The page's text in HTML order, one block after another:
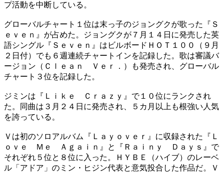
プ活動を中断している。
グローバルチャート１位は末っ子のジョングクが歌った『Ｓ
ｅｖｅｎ』が占めた。ジョングクが７月１４日に発売した英
語シングル『Ｓｅｖｅｎ』はビルボードＨＯＴ１００（９月
２日付）でも６週連続チャートインを記録した。歌は審議バ
ージョン（Ｃｌｅａｎ Ｖｅｒ．）も発売され、グローバル
チャート３位を記録した。
ジミンは『Ｌｉｋｅ Ｃｒａｚｙ』で１０位にランクされ
た。同曲は３月２４日に発売され、５カ月以上も根強い人気
を誇っている。
Ｖは初のソロアルバム『Ｌａｙｏｖｅｒ』に収録された『Ｌ
ｏｖｅ Ｍｅ Ａｇａｉｎ』と『Ｒａｉｎｙ Ｄａｙｓ』で
それぞれ５位と８位に入った。ＨＹＢＥ（ハイブ）のレーベ
ル「アドア」のミン・ヒジン代表と意気投合した作品だ。Ｖ